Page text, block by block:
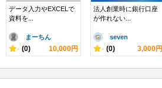
データ入力やEXCELで
資料を...
まーちん
- (0) 10,000円
法人創業時に銀行口座
が作れない...
seven
- (0) 3,000円